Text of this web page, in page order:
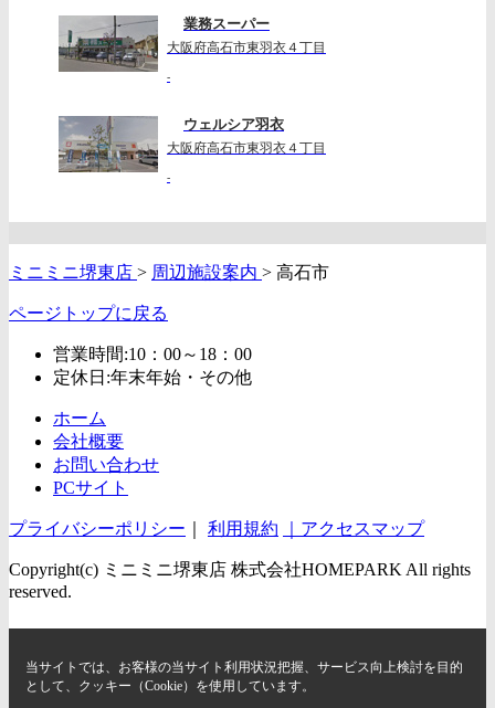
業務スーパー
大阪府高石市東羽衣４丁目
-
ウェルシア羽衣
大阪府高石市東羽衣４丁目
-
ミニミニ堺東店 > 周辺施設案内 > 高石市
ページトップに戻る
営業時間:10：00～18：00
定休日:年末年始・その他
ホーム
会社概要
お問い合わせ
PCサイト
プライバシーポリシー 利用規約 ｜アクセスマップ
Copyright(c) ミニミニ堺東店 株式会社HOMEPARK All rights
reserved.
当サイトでは、お客様の当サイト利用状況把握、サービス向上検討を目的
として、クッキー（Cookie）を使用しています。